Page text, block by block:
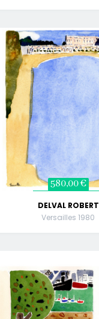
580,00 €
DELVAL ROBERT
Versailles 1980